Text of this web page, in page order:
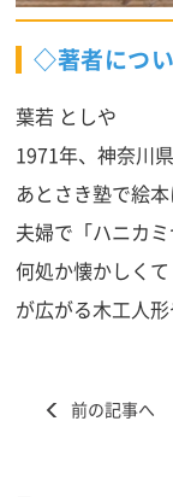
◇著者につ
葉若 としや
1971年、神奈川県
あとさき塾で絵本
夫婦で「ハニカ
何処か懐かしく
が広がる木工人形